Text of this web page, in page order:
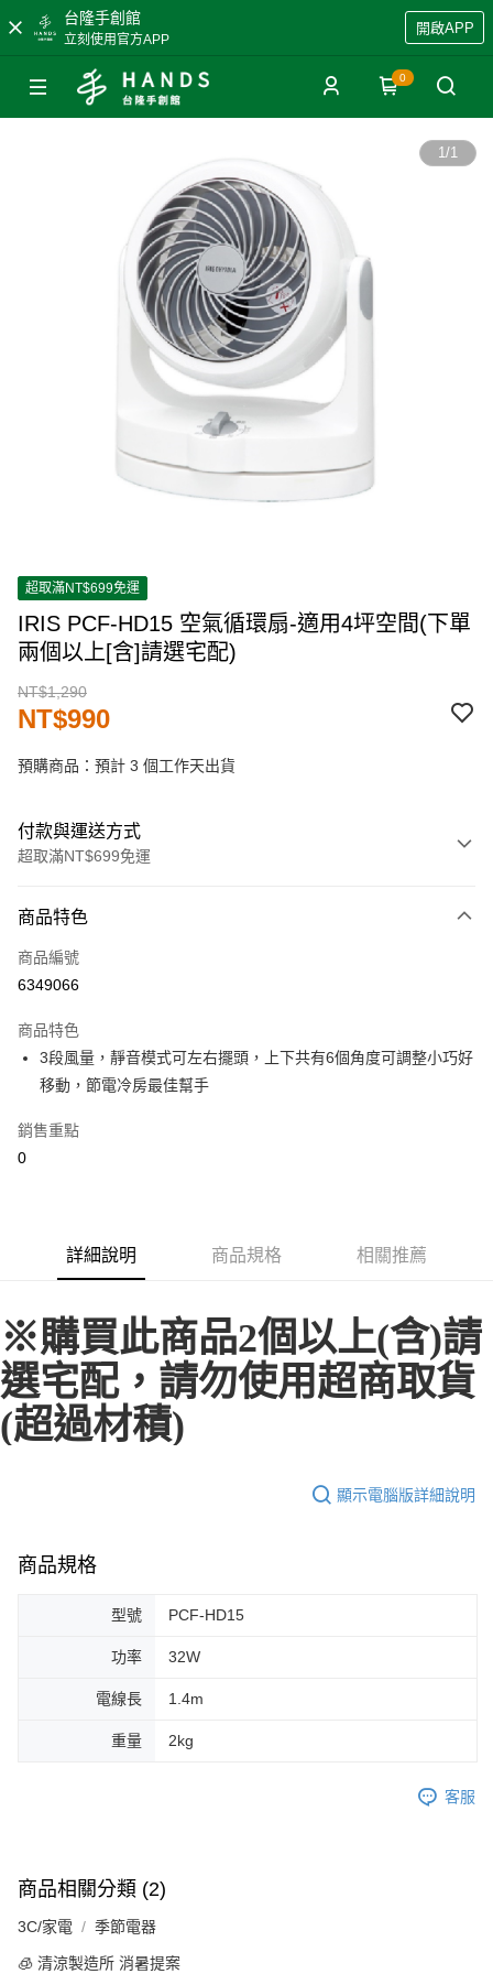
台隆手創館
立刻使用官方APP
開啟APP
0
1/1
超取滿NT$699免運
IRIS PCF-HD15 空氣循環扇-適用4坪空間(下單
兩個以上[含]請選宅配)
NT$1,290
NT$990
預購商品：預計 3 個工作天出貨
付款與運送方式
超取滿NT$699免運
信用卡一次付款
超商取貨付款
街口支付
悠遊付
全盈+PAY
AFTEE先享後付是「在收到商品之後才付款」的支付方式。 讓您購物簡單
便利好安心！
３．安心：先確認商品／服務後，再付款。
【「AFTEE先享後付」結帳流程】
１．於結帳方式選擇「AFTEE先享後付」後，將跳轉至「AFTEE先享後付」
結帳頁面，進行簡訊認證並確認金額後，即可完成結帳。
２．訂單成立數日內，您將收到繳費通知簡訊。
３．收到繳費通知簡訊後14天內，點擊此簡訊中的連結，可透過四大超商／
※ 請注意：結帳手續完成當下不需立刻繳費，但若您需要取消訂單，請聯絡
購買商品的店家。未經商家同意取消之訂單仍視為有效，需透過AFTEE先享
是否繳費成功／繳費後需取消欲退款等相關疑問，請聯繫「AFTEE先享後付
易，需依本服務之必要範圍內提供個人資料，並將交易相關給付款項請求債
２．關於個人資料處理事宜，請瀏覽以下網址：
３．未成年的使用者請事先徵得法定代理人或監護人之同意方可使用
４．使用「AFTEE先享後付」時，將依據個別帳號之用戶狀況，依本公司即
恩沛科技股份有限公司將有權停止該用戶之使用額度並採取法律行動。
ATM付款
全家取貨付款
每筆NT$60，滿NT$699(含以上)免運費
付款後全家取貨
每筆NT$60，滿NT$699(含以上)免運費
每筆NT$60，滿NT$699(含以上)免運費
商品特色
商品編號
6349066
商品特色
3段風量，靜音模式可左右擺頭，上下共有6個角度可調整小巧好
移動，節電冷房最佳幫手
銷售重點
0
詳細說明 商品規格 相關推薦
※購買此商品2個以上(含)請
選宅配，請勿使用超商取貨
(超過材積)
顯示電腦版詳細說明
商品規格
型號 PCF-HD15
功率 32W
電線長 1.4m
重量 2kg
客服
商品相關分類 (2)
3C/家電 季節電器
🧊 清涼製造所 消暑提案